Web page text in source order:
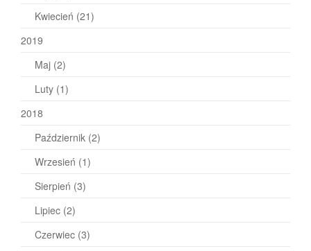
Kwiecień (21)
2019
Maj (2)
Luty (1)
2018
Październik (2)
Wrzesień (1)
Sierpień (3)
Lipiec (2)
Czerwiec (3)